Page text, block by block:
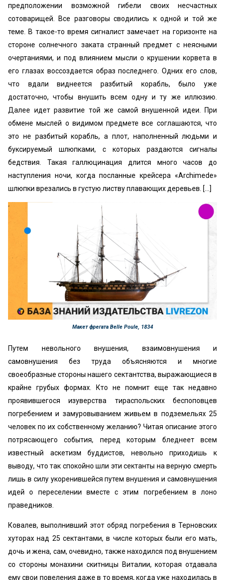
предположении возможной гибели своих несчастных
сотоварищей. Все разговоры сводились к одной и той же
теме. В такое-то время сигналист замечает на горизонте на
стороне солнечного заката странный предмет с неясными
очертаниями, и под влиянием мысли о крушении корвета в
его глазах воссоздается образ последнего. Одних его слов,
что вдали виднеется разбитый корабль, было уже
достаточно, чтобы внушить всем одну и ту же иллюзию.
Далее идет развитие той же самой внушенной идеи. При
обмене мыслей о видимом предмете все соглашаются, что
это не разбитый корабль, а плот, наполненный людьми и
буксируемый шлюпками, с которых раздаются сигналы
бедствия. Такая галлюцинация длится много часов до
наступления ночи, когда посланные крейсера «Archimedе»
шлюпки врезались в густую листву плавающих деревьев. [...]
Макет фрегата Belle Poule, 1834
Путем невольного внушения, взаимовнушения и
самовнушения без труда объясняются и многие
своеобразные стороны нашего сектантства, выражающиеся в
крайне грубых формах. Кто не помнит еще так недавно
проявившегося изуверства тираспольских беспоповцев
погребением и замуровыванием живьем в подземельях 25
человек по их собственному желанию? Читая описание этого
потрясающего события, перед которым бледнеет всем
известный аскетизм буддистов, невольно приходишь к
выводу, что так спокойно шли эти сектанты на верную смерть
лишь в силу укоренившейся путем внушения и самовнушения
идей о переселении вместе с этим погребением в лоно
праведников.
Ковалев, выполнивший этот обряд погребения в Терновских
хуторах над 25 сектантами, в числе которых были его мать,
дочь и жена, сам, очевидно, также находился под внушением
со стороны монахини скитницы Виталии, которая отдавала
ему свои повеления даже в то время, когда уже находилась в